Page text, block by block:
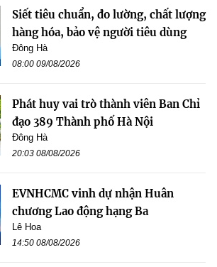
Siết tiêu chuẩn, đo lường, chất lượng
hàng hóa, bảo vệ người tiêu dùng
Đông Hà
08:00 09/08/2026
Phát huy vai trò thành viên Ban Chỉ
đạo 389 Thành phố Hà Nội
Đông Hà
20:03 08/08/2026
EVNHCMC vinh dự nhận Huân
chương Lao động hạng Ba
Lê Hoa
14:50 08/08/2026